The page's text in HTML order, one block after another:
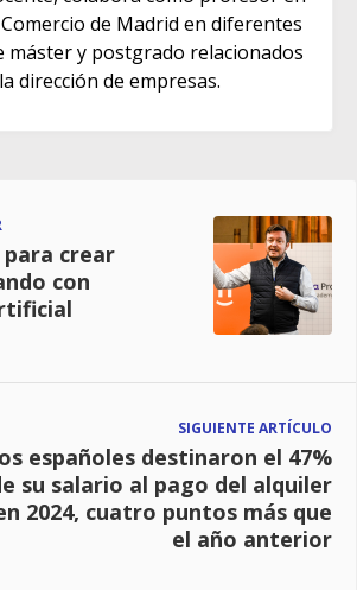
de Madrid en diferentes
máster y postgrado relacionados
dirección de empresas.
crear
con
SIGUIENTE ARTÍCULO
españoles destinaron el 47%
su salario al pago del alquiler
2024, cuatro puntos más que
el año anterior